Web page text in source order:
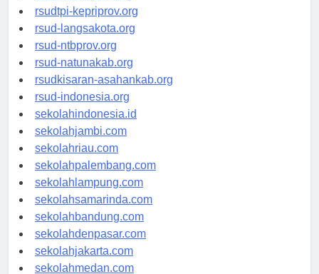
rsud-sulbarprov.org
rsudtpi-kepriprov.org
rsud-langsakota.org
rsud-ntbprov.org
rsud-natunakab.org
rsudkisaran-asahankab.org
rsud-indonesia.org
sekolahindonesia.id
sekolahjambi.com
sekolahriau.com
sekolahpalembang.com
sekolahlampung.com
sekolahsamarinda.com
sekolahbandung.com
sekolahdenpasar.com
sekolahjakarta.com